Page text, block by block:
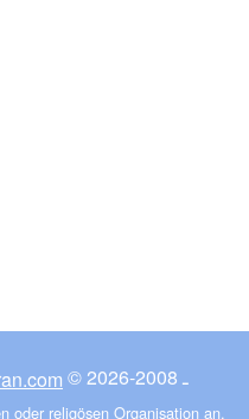
© ـ 2008-2026
oder religösen Organisation an.